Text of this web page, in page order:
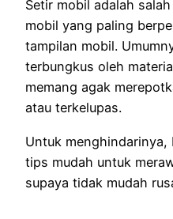
Setir mobil adalah
mobil yang paling
tampilan mobil.
terbungkus oleh
memang agak
atau terkelupas.
Untuk menghindarinya,
tips mudah untuk
supaya tidak mudah